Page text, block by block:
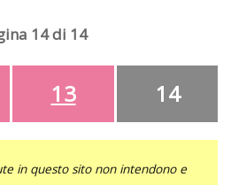
14 di 14
13 14
in questo sito non intendono e